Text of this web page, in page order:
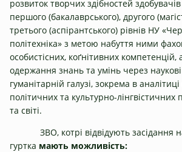
розвиток творчих здібностей
першого (бакалаврського), другого
третього (аспірантського) рівнів НУ
політехніка» з метою набуття ними
особистісних, коґнітивних компетенцій,
одержання знань та умінь через
гуманітарній галузі, зокрема в
політичних та культурно-лінгвістичних
та світі.
ЗВО, котрі відвідують засідання
гуртка мають можливість: